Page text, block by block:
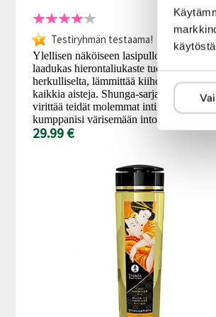
käytöstä
Testiryhmän testaama!
Ylellisen näköiseen lasipulloon pakattu
laadukas hierontaliukaste tuoksuu ja
herkulliselta, lämmittää kiihottavasti ja
kaikkia aisteja. Shunga-sarjan
virittää teidät molemmat intiimiin hetkeen
kumppanisi värisemään intohimosta!
29.99 €